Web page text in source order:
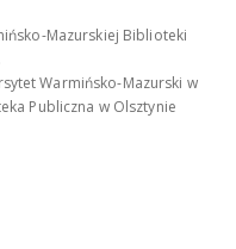
Mazurskiej Biblioteki
Warmińsko-Mazurski w
Publiczna w Olsztynie